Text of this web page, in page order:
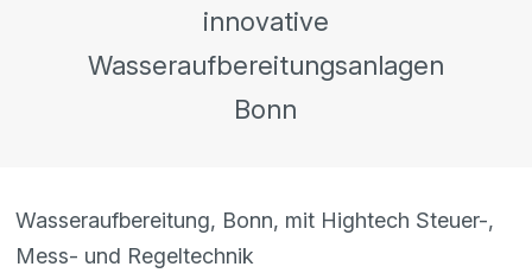
innovative
Wasseraufbereitungsanlagen
Bonn
Wasseraufbereitung, Bonn, mit Hightech Steuer-,
Mess- und Regeltechnik